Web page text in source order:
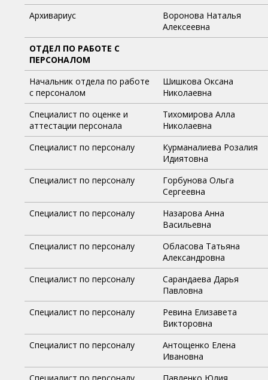
Архивариус
Воронова Наталья
Алексеевна
ОТДЕЛ ПО РАБОТЕ С
ПЕРСОНАЛОМ
Начальник отдела по работе
с персоналом
Шишкова Оксана
Николаевна
Специалист по оценке и
аттестации персонала
Тихомирова Алла
Николаевна
Специалист по персоналу
Курманалиева Розалия
Идиятовна
Специалист по персоналу
Горбунова Ольга
Сергеевна
Специалист по персоналу
Назарова Анна
Васильевна
Специалист по персоналу
Обласова Татьяна
Александровна
Специалист по персоналу
Сарандаева Дарья
Павловна
Специалист по персоналу
Ревина Елизавета
Викторовна
Специалист по персоналу
Антощенко Елена
Ивановна
Специалист по персоналу
Павленко Юлия